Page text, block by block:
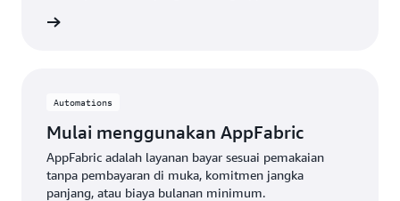
Automations
Mulai menggunakan AppFabric
AppFabric adalah layanan bayar sesuai pemakaian
tanpa pembayaran di muka, komitmen jangka
panjang, atau biaya bulanan minimum.